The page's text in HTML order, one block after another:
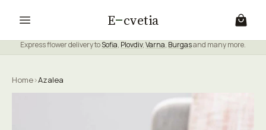
E cvetia
Express flower delivery toSofia, Plovdiv,Varna, Burgasand many more.
Home›Azalea